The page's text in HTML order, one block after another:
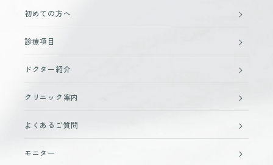
初めての方へ
診療項目
ドクター紹介
クリニック案内
よくあるご質問
モニター